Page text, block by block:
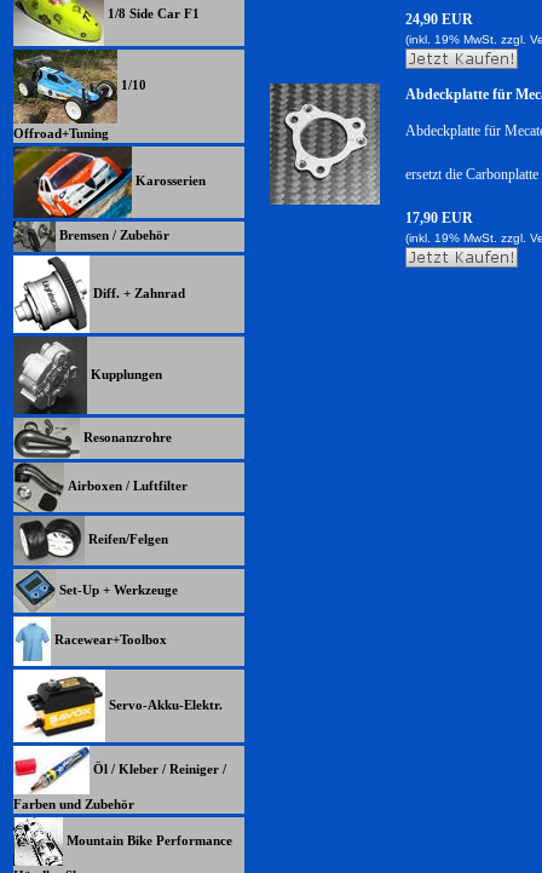
1/8 Side Car F1
1/10
Offroad+Tuning
Karosserien
Bremsen / Zubehör
Diff. + Zahnrad
Kupplungen
Resonanzrohre
Airboxen / Luftfilter
Reifen/Felgen
Set-Up + Werkzeuge
Racewear+Toolbox
Servo-Akku-Elektr.
Öl / Kleber / Reiniger /
Farben und Zubehör
Mountain Bike Performance
24,90 EUR
(inkl. 19% MwSt. zzgl.
Abdeckplatte für
Abdeckplatte für
ersetzt die Carbonplatte
17,90 EUR
(inkl. 19% MwSt. zzgl.